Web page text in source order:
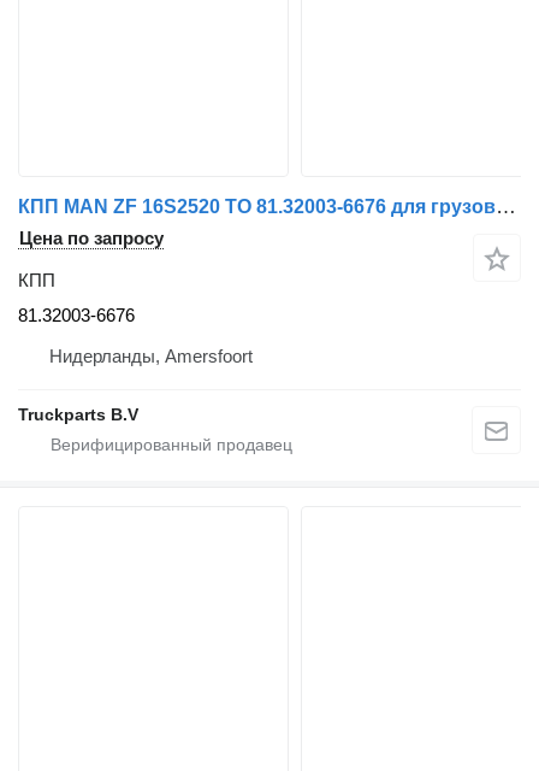
КПП MAN ZF 16S2520 TO 81.32003-6676 для грузовика
Цена по запросу
КПП
81.32003-6676
Нидерланды, Amersfoort
Truckparts B.V